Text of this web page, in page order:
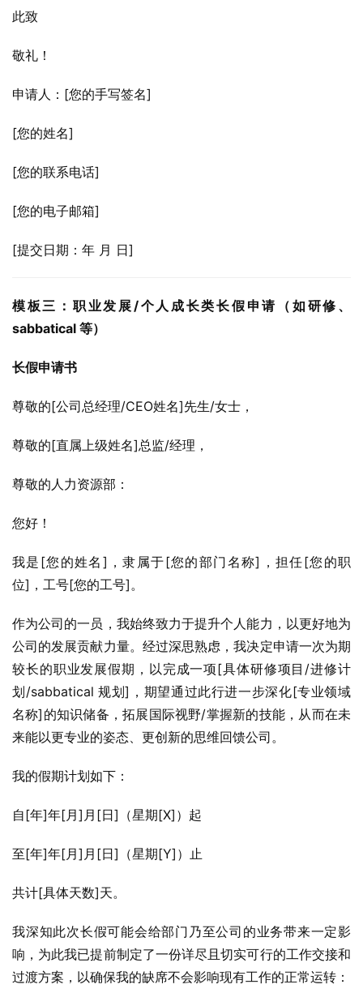
此致
敬礼！
申请人：[您的手写签名]
[您的姓名]
[您的联系电话]
[您的电子邮箱]
[提交日期：年 月 日]
模板三：职业发展/个人成长类长假申请（如研修、
sabbatical 等）
长假申请书
尊敬的[公司总经理/CEO姓名]先生/女士，
尊敬的[直属上级姓名]总监/经理，
尊敬的人力资源部：
您好！
我是[您的姓名]，隶属于[您的部门名称]，担任[您的职
位]，工号[您的工号]。
作为公司的一员，我始终致力于提升个人能力，以更好地为
公司的发展贡献力量。经过深思熟虑，我决定申请一次为期
较长的职业发展假期，以完成一项[具体研修项目/进修计
划/sabbatical 规划]，期望通过此行进一步深化[专业领域
名称]的知识储备，拓展国际视野/掌握新的技能，从而在未
来能以更专业的姿态、更创新的思维回馈公司。
我的假期计划如下：
自[年]年[月]月[日]（星期[X]）起
至[年]年[月]月[日]（星期[Y]）止
共计[具体天数]天。
我深知此次长假可能会给部门乃至公司的业务带来一定影
响，为此我已提前制定了一份详尽且切实可行的工作交接和
过渡方案，以确保我的缺席不会影响现有工作的正常运转：